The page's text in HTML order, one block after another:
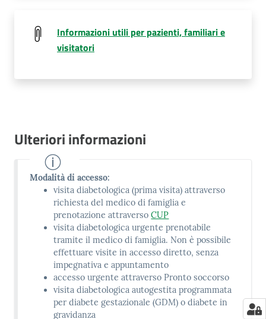
Informazioni utili per pazienti, familiari e
visitatori
Ulteriori informazioni
Modalità di accesso:
visita diabetologica (prima visita) attraverso
richiesta del medico di famiglia e
prenotazione attraversoCUP
visita diabetologica urgente prenotabile
tramite il medico di famiglia. Non è possibile
effettuare visite in accesso diretto, senza
impegnativa e appuntamento
accesso urgente attraverso Pronto soccorso
visita diabetologica autogestita programmata
per diabete gestazionale (GDM) o diabete in
gravidanza